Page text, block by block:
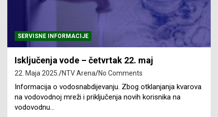
SERVISNE INFORMACIJE
Isključenja vode – četvrtak 22. maj
22. Maja 2025. NTV Arena No Comments
Informacija o vodosnabdijevanju. Zbog otklanjanja kvarova
na vodovodnoj mreži i priključenja novih korisnika na
vodovodnu…